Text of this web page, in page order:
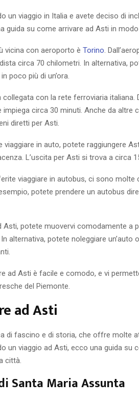
un viaggio in Italia e avete deciso di
guida su come arrivare ad Asti in
vicina con aeroporto è Torino.
circa 70 chilometri. In alternativa,
poco più di un’ora.
collegata con la rete ferroviaria italiana.
circa 30 minuti. Anche da altre
diretti per Asti.
viaggiare in auto, potete raggiungere
L’uscita per Asti si trova a circa
viaggiare in autobus, ci sono
potete prendere un autobus
Asti, potete muovervi comodamente a
alternativa, potete noleggiare un’auto
ad Asti è facile e comodo, e vi
del Piemonte.
ad Asti
di fascino e di storia, che offre molte
un viaggio ad Asti, ecco una guida su
città.
Santa Maria Assunta